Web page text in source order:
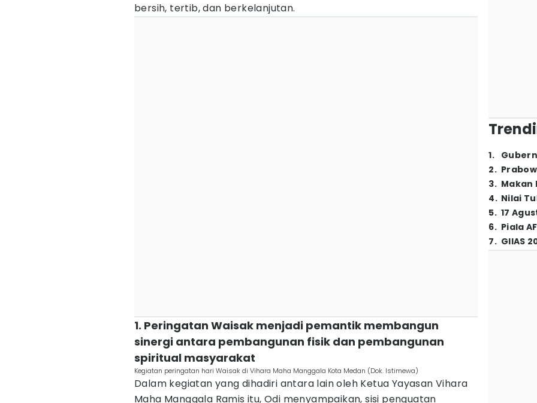
bersih, tertib, dan berkelanjutan.
1. Peringatan Waisak menjadi pemantik membangun
sinergi antara pembangunan fisik dan pembangunan
spiritual masyarakat
Kegiatan peringatan hari Waisak di Vihara Maha Manggala Kota Medan (Dok. Istimewa)
Dalam kegiatan yang dihadiri antara lain oleh Ketua Yayasan Vihara
Maha Manggala Ramis itu, Odi menyampaikan, sisi penguatan
1.
2.
3. Makan
4. Nilai
5. 17
6. Piala
7. GIIAS